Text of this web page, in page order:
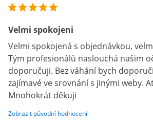
Velmi spokojeni
Velmi spokojená s objednávkou,
Tým profesionálů naslouchá našim
doporučuji. Bez váhání bych
zajímavé ve srovnání s jinými weby.
Mnohokrát děkuji
Zobrazit původní hodnocení